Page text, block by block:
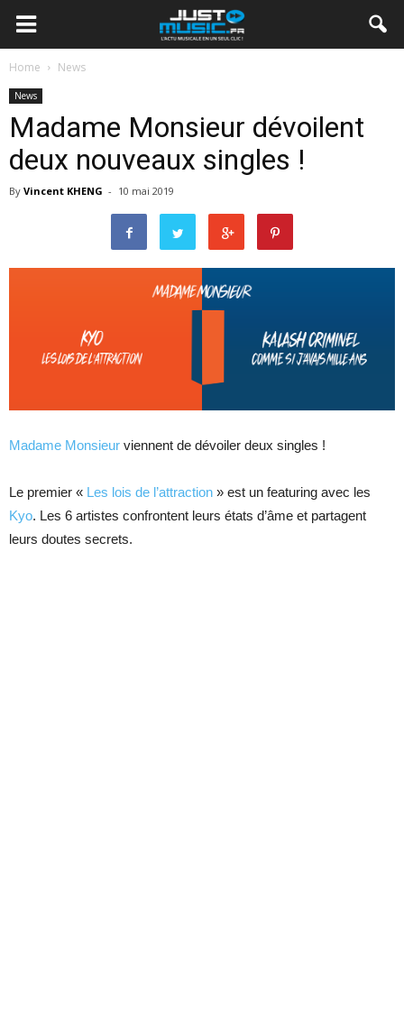
Home News
News
Madame Monsieur dévoilent
deux nouveaux singles !
By Vincent KHENG - 10 mai 2019
Madame Monsieur viennent de dévoiler deux singles !
Le premier « Les lois de l’attraction » est un featuring avec les
Kyo. Les 6 artistes confrontent leurs états d’âme et partagent
leurs doutes secrets.